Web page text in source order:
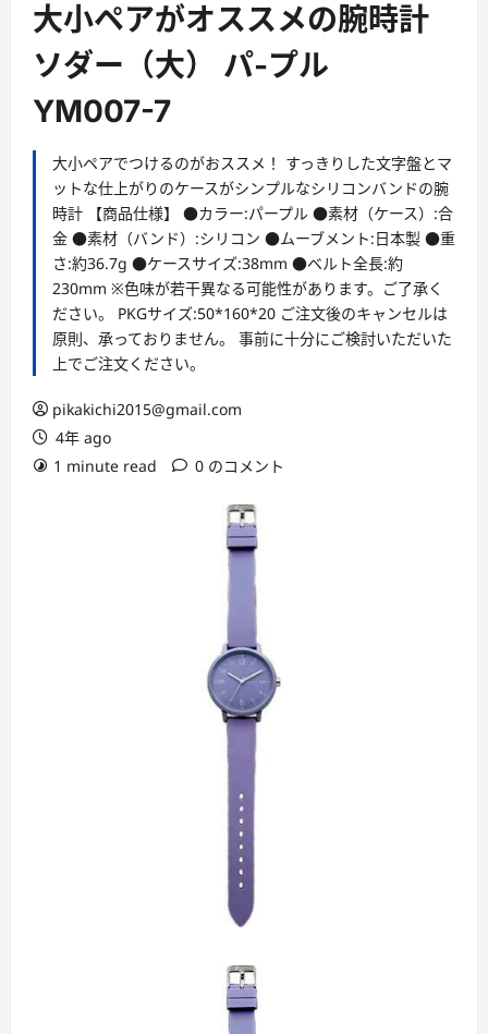
大小ペアがオススメの腕時計
ソダー（大） パ-プル
YM007-7
大小ペアでつけるのがおススメ！ すっきりした文字盤とマ
ットな仕上がりのケースがシンプルなシリコンバンドの腕
時計 【商品仕様】 ●カラー:パープル ●素材（ケース）:合
金 ●素材（バンド）:シリコン ●ムーブメント:日本製 ●重
さ:約36.7g ●ケースサイズ:38mm ●ベルト全長:約
230mm ※色味が若干異なる可能性があります。ご了承く
ださい。 PKGサイズ:50*160*20 ご注文後のキャンセルは
原則、承っておりません。 事前に十分にご検討いただいた
上でご注文ください。
pikakichi2015@gmail.com
4年 ago
1 minute read
0 のコメント